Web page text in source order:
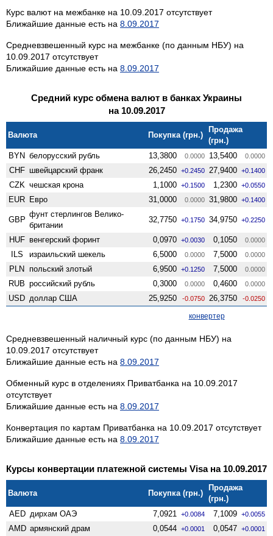
Курс валют на межбанке на 10.09.2017 отсутствует
Ближайшие данные есть на 8.09.2017
Средневзвешенный курс на межбанке (по данным НБУ) на
10.09.2017 отсутствует
Ближайшие данные есть на 8.09.2017
Средний курс обмена валют в банках Украины
на 10.09.2017
Валюта Покупка (грн.)
Продажа
(грн.)
BYN белорусский рубль 13,3800 0.0000 13,5400 0.0000
CHF швейцарский франк 26,2450 +0.2450 27,9400 +0.1400
CZK чешская крона 1,1000 +0.1500 1,2300 +0.0550
EUR Евро 31,0000 0.0000 31,9800 +0.1400
GBP
фунт стерлингов Велико­
британии
32,7750 +0.1750 34,9750 +0.2250
HUF венгерский форинт 0,0970 +0.0030 0,1050 0.0000
ILS израильский шекель 6,5000 0.0000 7,5000 0.0000
PLN польский злотый 6,9500 +0.1250 7,5000 0.0000
RUB российский рубль 0,3000 0.0000 0,4600 0.0000
USD доллар США 25,9250 -0.0750 26,3750 -0.0250
конвертер
Средневзвешенный наличный курс (по данным НБУ) на
10.09.2017 отсутствует
Ближайшие данные есть на 8.09.2017
Обменный курс в отделениях Приватбанка на 10.09.2017
отсутствует
Ближайшие данные есть на 8.09.2017
Конвертация по картам Приватбанка на 10.09.2017 отсутствует
Ближайшие данные есть на 8.09.2017
Курсы конвертации платежной системы Visa на 10.09.2017
Валюта Покупка (грн.)
Продажа
(грн.)
AED дирхам ОАЭ 7,0921 +0.0084 7,1009 +0.0055
AMD армянский драм 0,0544 +0.0001 0,0547 +0.0001